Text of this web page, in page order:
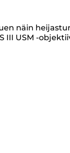
näin
III USM -